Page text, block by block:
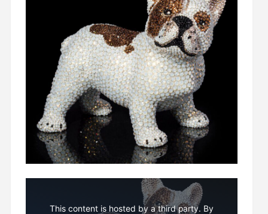
This content is hosted by a third party. By